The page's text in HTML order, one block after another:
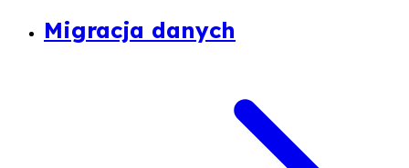
Migracja danych